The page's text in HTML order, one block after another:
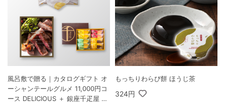
風呂敷で贈る｜カタログギフト オ
ーシャンテールグルメ 11,000円コ
ース DELICIOUS ＋ 銀座千疋屋 銀
もっちりわらび餅 ほうじ茶
324円